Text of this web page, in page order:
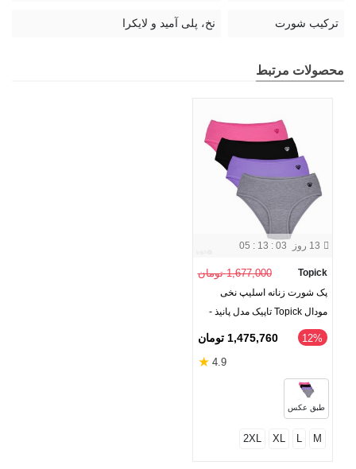
ترکیب شورت نخ، پلی آمید و لایکرا
محصولات مرتبط
13 روز 05 : 13 : 02
Topick 1,677,000 تومان
پک شورت زنانه اسلیپ نخی
مودال Topick تاپیک مدل پانیذ -
بسته 4 عددی
‎12% 1,475,760 تومان
4.9
★
طبق عکس
M
L
XL
2XL